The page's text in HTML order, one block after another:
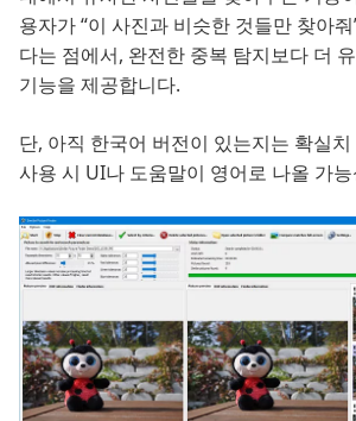
용자가 “이 사진과 비슷한 것들만 찾아
다는 점에서, 완전한 중복 탐지보다 더
기능을 제공합니다.
단, 아직 한국어 버전이 있는지는 확실
사용 시 UI나 도움말이 영어로 나올 가